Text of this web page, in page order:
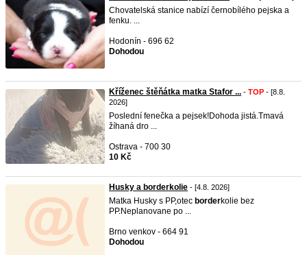
Chovatelská stanice nabízí černobílého pejska a
fenku. ...
Hodonín - 696 62
Dohodou
Kříženec štěňátka matka Stafor ... - TOP - [8.8.
2026]
Poslední fenečka a pejsek!Dohoda jistá.Tmavá
žíhaná dro ...
Ostrava - 700 30
10 Kč
Husky a borderkolie - [4.8. 2026]
Matka Husky s PP,otec borderkolie bez
PP.Neplanovane po ...
Brno venkov - 664 91
Dohodou